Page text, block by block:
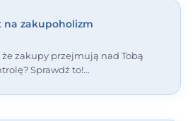
na zakupoholizm
że zakupy przejmują nad Tobą
Sprawdź to!